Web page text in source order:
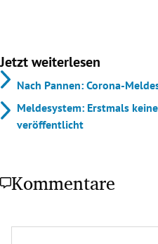
Jetzt weiterlesen
Nach Pannen: Corona-
Meldesystem: Erstmals
veröffentlicht
Kommentare